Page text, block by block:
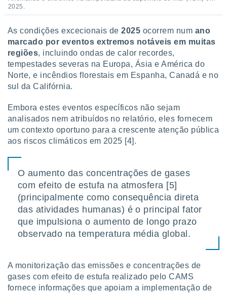
2025.
As condições excecionais de2025 ocorrem num ano
marcado por eventos extremos notáveis em muitas
regiões, incluindo ondas de calor recordes,
tempestades severas na Europa, Ásia e América do
Norte, e incêndios florestais em Espanha, Canadá e no
sul da Califórnia.
Embora estes eventos específicos não sejam
analisados nem atribuídos no relatório, eles fornecem
um contexto oportuno para a crescente atenção pública
aos riscos climáticos em 2025 [4].
O aumento das concentrações de gases
com efeito de estufa na atmosfera [5]
(principalmente como consequência direta
das atividades humanas) é o principal fator
que impulsiona o aumento de longo prazo
observado na temperatura média global.
A monitorização das emissões e concentrações de
gases com efeito de estufa realizado pelo CAMS
fornece informações que apoiam a implementação de